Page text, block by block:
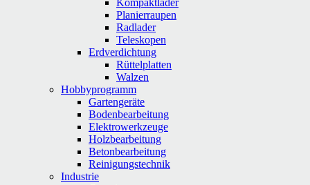
Kompaktlader
Planierraupen
Radlader
Teleskopen
Erdverdichtung
Rüttelplatten
Walzen
Hobbyprogramm
Gartengeräte
Bodenbearbeitung
Elektrowerkzeuge
Holzbearbeitung
Betonbearbeitung
Reinigungstechnik
Industrie